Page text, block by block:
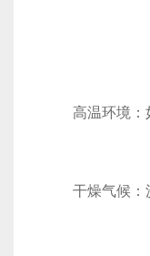
1.
高温环境‌：如
干燥气候‌：沙